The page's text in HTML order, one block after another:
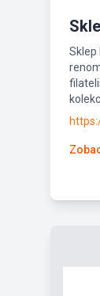
Sklep